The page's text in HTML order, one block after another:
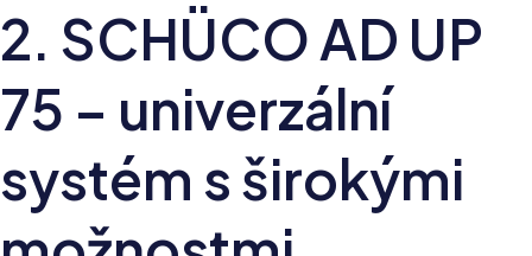
2. SCHÜCO AD UP
2. SCHÜCOAD UP
75 – univerzální
systém sširokými